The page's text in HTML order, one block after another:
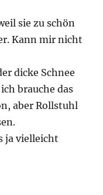
sie zu schön
Kann mir nicht
dicke Schnee
brauche das
aber Rollstuhl
ja vielleicht